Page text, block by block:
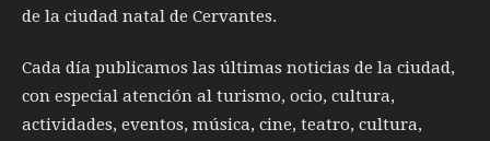
de la ciudad natal de Cervantes.
Cada día publicamos las últimas noticias de la ciudad,
con especial atención al turismo, ocio, cultura,
actividades, eventos, música, cine, teatro, cultura,